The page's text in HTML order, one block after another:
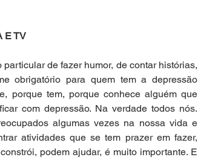
E TV
de fazer humor, de contar histórias,
obrigatório para quem tem a depressão
porque tem, porque conhece alguém que
com depressão. Na verdade todos nós.
algumas vezes na nossa vida e
atividades que se tem prazer em fazer,
podem ajudar, é muito importante. E